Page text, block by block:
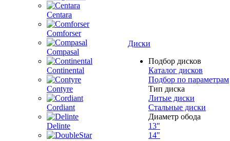
Centara
Comforser
Compasal
Continental
Contyre
Cordiant
Delinte
Диски
Подбор дисков
Каталог дисков
Подбор по параметрам
Тип диска
Литые диски
Стальные диски
Диаметр обода
13"
14"